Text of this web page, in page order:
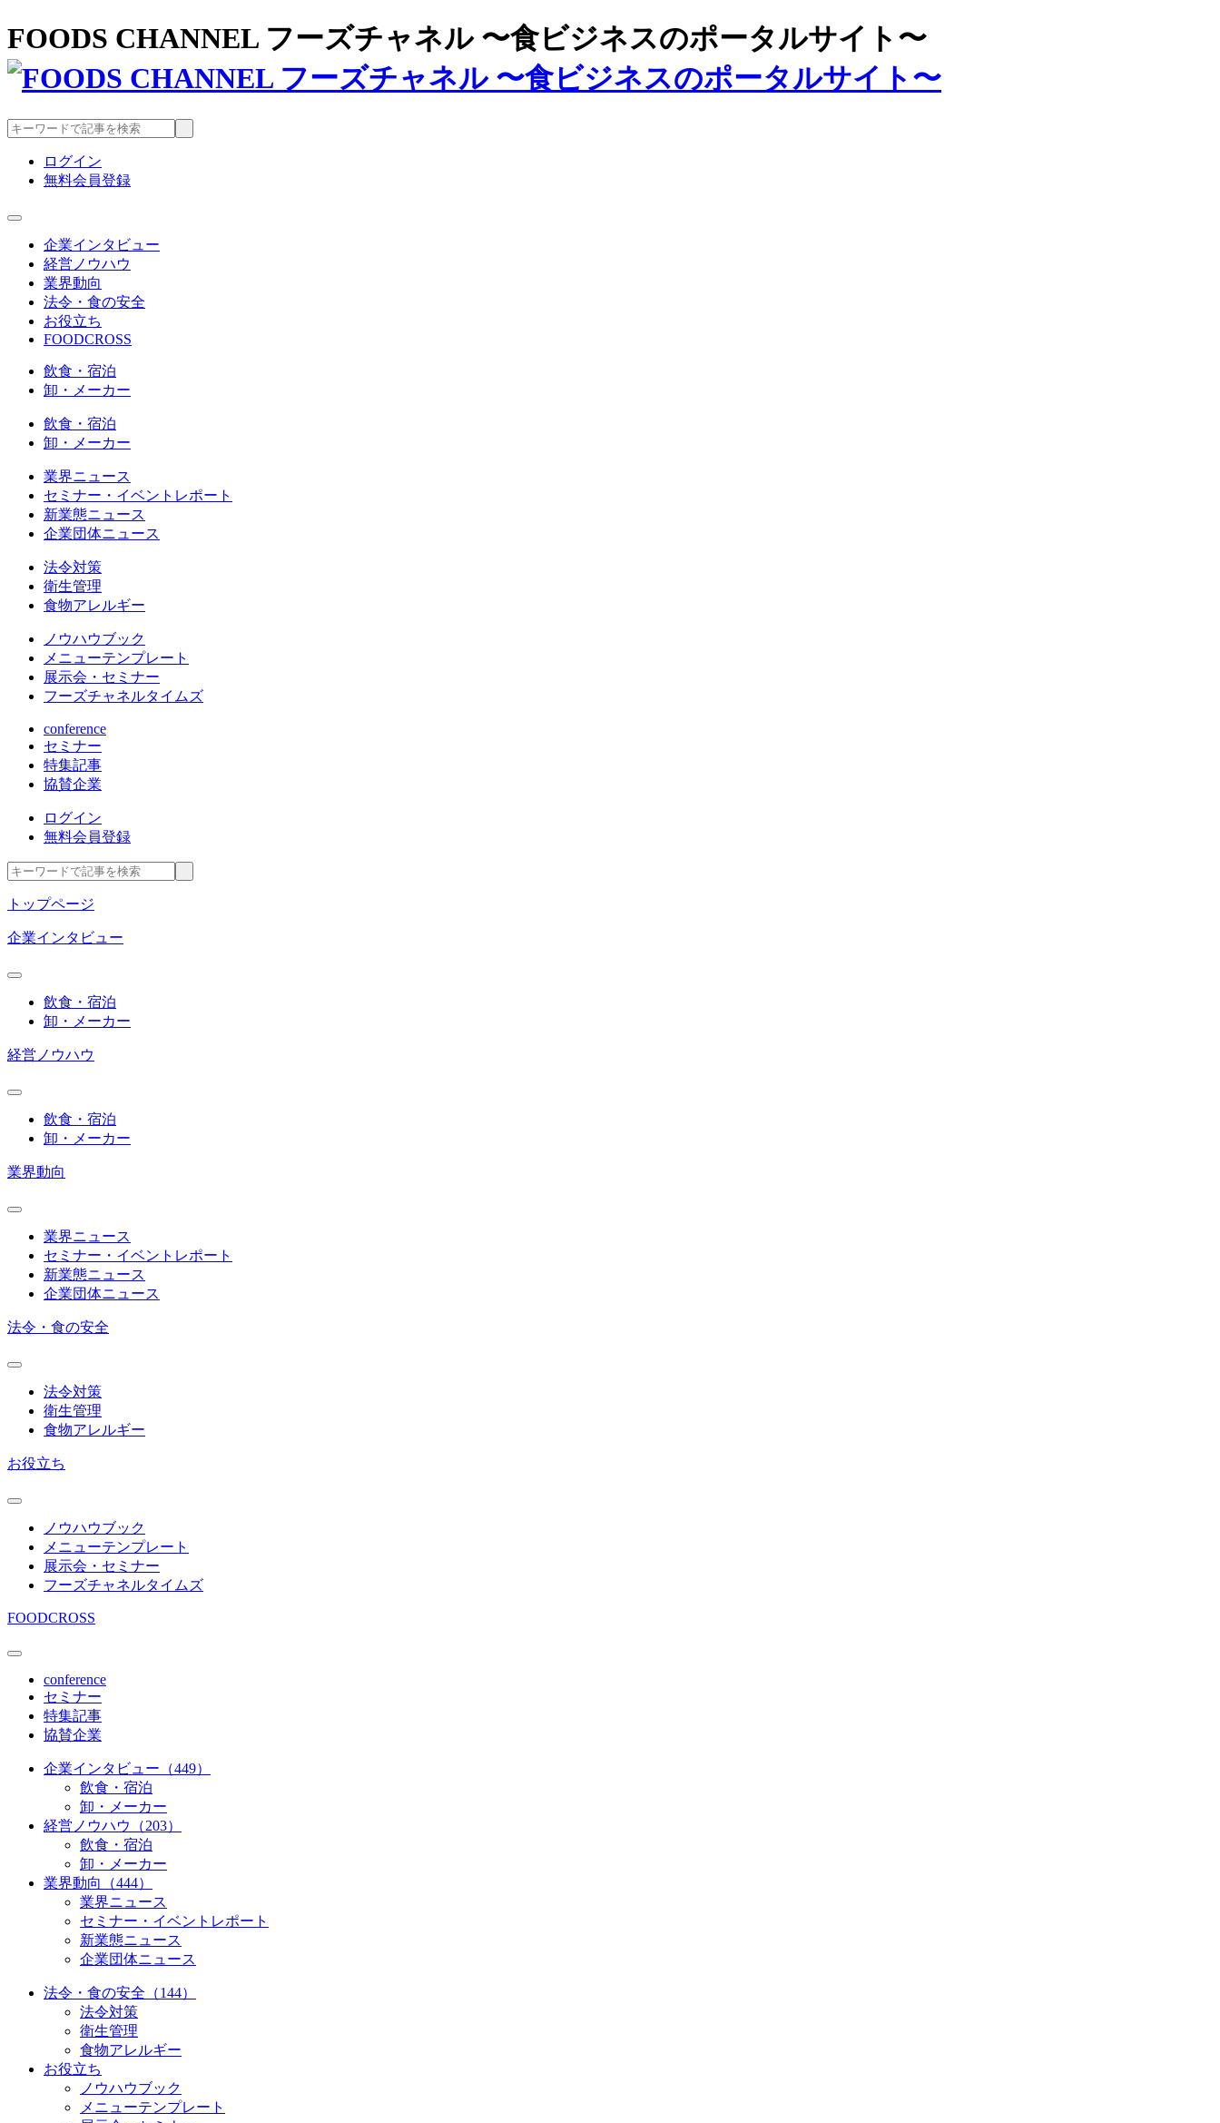
FOODS CHANNEL フーズチャネル 〜食ビジネスのポータルサイト〜
ログイン
無料会員登録
企業インタビュー
経営ノウハウ
業界動向
法令・食の安全
お役立ち
FOODCROSS
飲食・宿泊
卸・メーカー
飲食・宿泊
卸・メーカー
業界ニュース
セミナー・イベントレポート
新業態ニュース
企業団体ニュース
法令対策
衛生管理
食物アレルギー
ノウハウブック
メニューテンプレート
展示会・セミナー
フーズチャネルタイムズ
conference
セミナー
特集記事
協賛企業
ログイン
無料会員登録
トップページ
企業インタビュー
飲食・宿泊
卸・メーカー
経営ノウハウ
飲食・宿泊
卸・メーカー
業界動向
業界ニュース
セミナー・イベントレポート
新業態ニュース
企業団体ニュース
法令・食の安全
法令対策
衛生管理
食物アレルギー
お役立ち
ノウハウブック
メニューテンプレート
展示会・セミナー
フーズチャネルタイムズ
FOODCROSS
conference
セミナー
特集記事
協賛企業
企業インタビュー（449）
飲食・宿泊
卸・メーカー
経営ノウハウ（203）
飲食・宿泊
卸・メーカー
業界動向（444）
業界ニュース
セミナー・イベントレポート
新業態ニュース
企業団体ニュース
法令・食の安全（144）
法令対策
衛生管理
食物アレルギー
お役立ち
ノウハウブック
メニューテンプレート